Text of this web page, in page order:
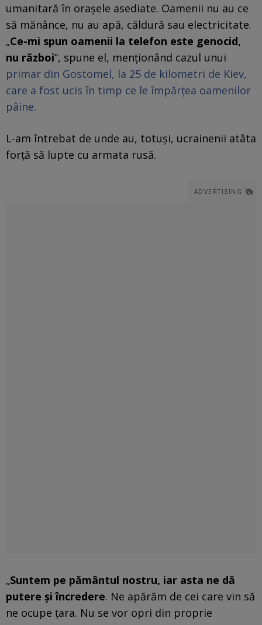
umanitară în orașele asediate. Oamenii nu au ce
să mănânce, nu au apă, căldură sau electricitate.
„Ce-mi spun oamenii la telefon este genocid,
nu război”, spune el, menționând cazul unui
primar din Gostomel, la 25 de kilometri de Kiev,
care a fost ucis în timp ce le împărțea oamenilor
pâine.
L-am întrebat de unde au, totuși, ucrainenii atâta
forță să lupte cu armata rusă.
ADVERTISING
„Suntem pe pământul nostru, iar asta ne dă
putere și încredere. Ne apărăm de cei care vin să
ne ocupe țara. Nu se vor opri din proprie